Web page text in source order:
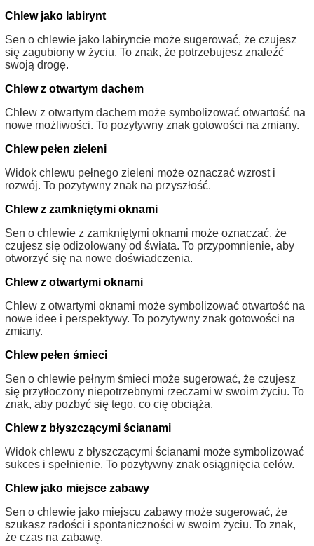
Chlew jako labirynt
Sen o chlewie jako labiryncie może sugerować, że czujesz
się zagubiony w życiu. To znak, że potrzebujesz znaleźć
swoją drogę.
Chlew z otwartym dachem
Chlew z otwartym dachem może symbolizować otwartość na
nowe możliwości. To pozytywny znak gotowości na zmiany.
Chlew pełen zieleni
Widok chlewu pełnego zieleni może oznaczać wzrost i
rozwój. To pozytywny znak na przyszłość.
Chlew z zamkniętymi oknami
Sen o chlewie z zamkniętymi oknami może oznaczać, że
czujesz się odizolowany od świata. To przypomnienie, aby
otworzyć się na nowe doświadczenia.
Chlew z otwartymi oknami
Chlew z otwartymi oknami może symbolizować otwartość na
nowe idee i perspektywy. To pozytywny znak gotowości na
zmiany.
Chlew pełen śmieci
Sen o chlewie pełnym śmieci może sugerować, że czujesz
się przytłoczony niepotrzebnymi rzeczami w swoim życiu. To
znak, aby pozbyć się tego, co cię obciąża.
Chlew z błyszczącymi ścianami
Widok chlewu z błyszczącymi ścianami może symbolizować
sukces i spełnienie. To pozytywny znak osiągnięcia celów.
Chlew jako miejsce zabawy
Sen o chlewie jako miejscu zabawy może sugerować, że
szukasz radości i spontaniczności w swoim życiu. To znak,
że czas na zabawę.